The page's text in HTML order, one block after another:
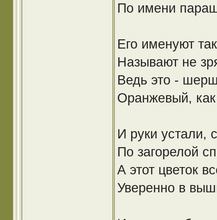
По имени
Его именуют
Называют не
Ведь это -
Оранжевый,
И руки устали,
По загорелой
А этот цветок
Уверенно в